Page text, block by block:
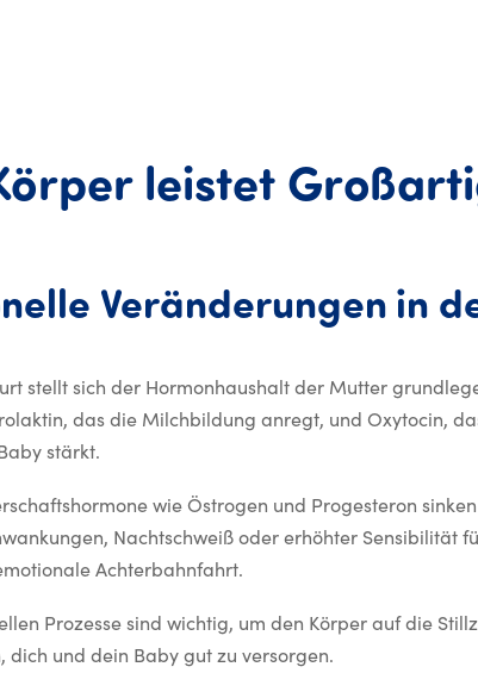
leistet
Veränderungen in
stellt sich der Hormonhaushalt der Mutter
das die Milchbildung anregt, und Oxytocin,
stärkt.
wie Östrogen und Progesteron
Nachtschweiß oder erhöhter Sensibilität
Achterbahnfahrt.
Prozesse sind wichtig, um den Körper auf die
dich und dein Baby gut zu versorgen.